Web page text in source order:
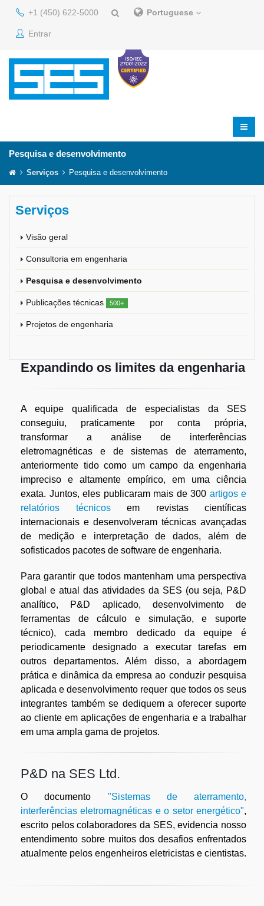
+1 (450) 622-5000 Portuguese
Entrar
Pesquisa e desenvolvimento
Serviços Pesquisa e desenvolvimento
Serviços
Visão geral
Consultoria em engenharia
Pesquisa e desenvolvimento
Publicações técnicas 500+
Projetos de engenharia
Expandindo os limites da engenharia
A equipe qualificada de especialistas da SES
conseguiu, praticamente por conta própria,
transformar a análise de interferências
eletromagnéticas e de sistemas de aterramento,
anteriormente tido como um campo da engenharia
impreciso e altamente empírico, em uma ciência
exata. Juntos, eles publicaram mais de 300 artigos e
relatórios técnicosem revistas científicas
internacionais e desenvolveram técnicas avançadas
de medição e interpretação de dados, além de
sofisticados pacotes de software de engenharia.
Para garantir que todos mantenham uma perspectiva
global e atual das atividades da SES (ou seja, P&D
analítico, P&D aplicado, desenvolvimento de
ferramentas de cálculo e simulação, e suporte
técnico), cada membro dedicado da equipe é
periodicamente designado a executar tarefas em
outros departamentos. Além disso, a abordagem
prática e dinâmica da empresa ao conduzir pesquisa
aplicada e desenvolvimento requer que todos os seus
integrantes também se dediquem a oferecer suporte
ao cliente em aplicações de engenharia e a trabalhar
em uma ampla gama de projetos.
P&D na SES Ltd.
O documento "Sistemas de aterramento,
interferências eletromagnéticas e o setor energético",
escrito pelos colaboradores da SES, evidencia nosso
entendimento sobre muitos dos desafios enfrentados
atualmente pelos engenheiros eletricistas e cientistas.